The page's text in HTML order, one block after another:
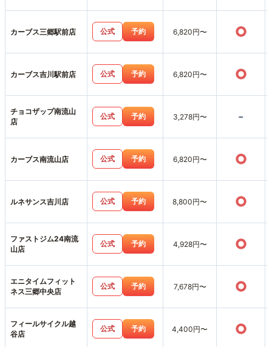
カーブス三郷駅前店 公式 予約 6,820円〜 ○
カーブス吉川駅前店 公式 予約 6,820円〜 ○
チョコザップ南流山
店
公式 予約 3,278円〜 -
カーブス南流山店 公式 予約 6,820円〜 ○
ルネサンス吉川店 公式 予約 8,800円〜 ○
ファストジム24南流
山店
公式 予約 4,928円〜 ○
エニタイムフィット
ネス三郷中央店
公式 予約 7,678円〜 ○
フィールサイクル越
谷店
公式 予約 4,400円〜 ○